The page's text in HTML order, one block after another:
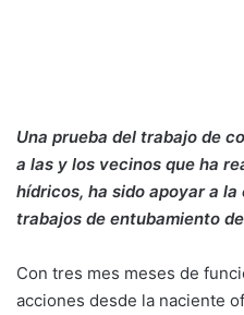
Una prueba del trabajo de
a las y los vecinos que ha
hídricos, ha sido apoyar a
trabajos de entubamiento
Con tres mes meses de
acciones desde la naciente